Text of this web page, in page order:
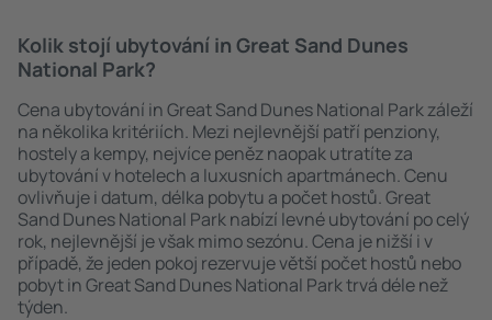
Kolik stojí ubytování in Great Sand Dunes
National Park?
Cena ubytování in Great Sand Dunes National Park záleží
na několika kritériích. Mezi nejlevnější patří penziony,
hostely a kempy, nejvíce peněz naopak utratíte za
ubytování v hotelech a luxusních apartmánech. Cenu
ovlivňuje i datum, délka pobytu a počet hostů. Great
Sand Dunes National Park nabízí levné ubytování po celý
rok, nejlevnější je však mimo sezónu. Cena je nižší i v
případě, že jeden pokoj rezervuje větší počet hostů nebo
pobyt in Great Sand Dunes National Park trvá déle než
týden.